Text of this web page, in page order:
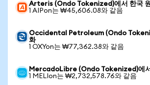
Arteris (Ondo Tokenized)에서 한국
1 AIPon는 ₩45,606.08와 같음
Occidental Petroleum (Ondo
화
1 OXYon는 ₩77,362.38와 같음
MercadoLibre (Ondo Tokenized)에
1 MELIon는 ₩2,732,578.76와 같음